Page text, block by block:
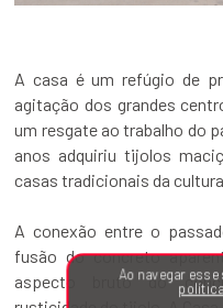
A casa é um refúgio de
agitação dos grandes
um resgate ao trabalho do
anos adquiriu tijolos
casas tradicionais da cultura
A conexão entre o
fusão do concreto
aspecto bruto do
Ao navegar